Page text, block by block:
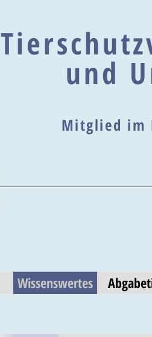
und
Mitglied im
Wissenswertes